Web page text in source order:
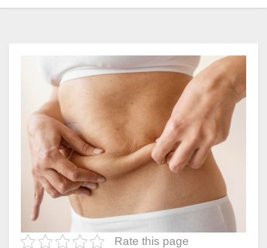
Rate this page